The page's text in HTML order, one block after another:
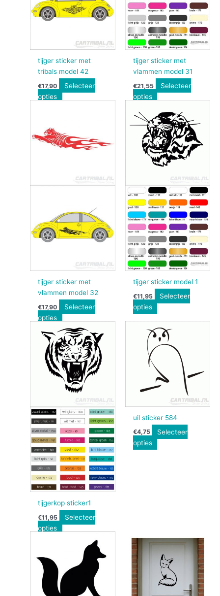
tijger sticker met
tribals model 42
€17,90
Selecteer
opties
tijger sticker met
vlammen model 31
€21,55
Selecteer
opties
tijger sticker met
vlammen model 32
€17,90
Selecteer
opties
tijger sticker model 1
€11,95
Selecteer
opties
tijgerkop sticker1
€11,95
Selecteer
opties
uil sticker 584
€4,75
Selecteer
opties